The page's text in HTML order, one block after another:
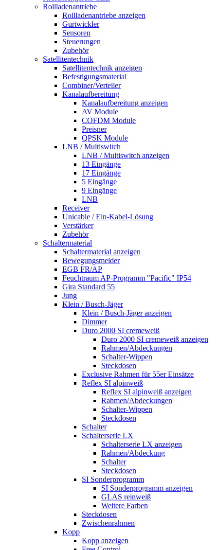
Rollladenantriebe
Rollladenantriebe anzeigen
Gurtwickler
Sensoren
Steuerungen
Zubehör
Satellitentechnik
Satellitentechnik anzeigen
Befestigungsmaterial
Combiner/Verteiler
Kanalaufbereitung
Kanalaufbereitung anzeigen
AV Module
COFDM Module
Preisner
QPSK Module
LNB / Multiswitch
LNB / Multiswitch anzeigen
13 Eingänge
17 Eingänge
5 Eingänge
9 Eingänge
LNB
Receiver
Unicable / Ein-Kabel-Lösung
Verstärker
Zubehör
Schaltermaterial
Schaltermaterial anzeigen
Bewegungsmelder
EGB FR/AP
Feuchtraum AP-Programm "Pacific" IP54
Gira Standard 55
Jung
Klein / Busch-Jäger
Klein / Busch-Jäger anzeigen
Dimmer
Duro 2000 SI cremeweiß
Duro 2000 SI cremeweiß anzeigen
Rahmen/Abdeckungen
Schalter-Wippen
Steckdosen
Exclusive Rahmen für 55er Einsätze
Reflex SI alpinweiß
Reflex SI alpinweiß anzeigen
Rahmen/Abdeckungen
Schalter-Wippen
Steckdosen
Schalter
Schalterserie LX
Schalterserie LX anzeigen
Rahmen/Abdeckung
Schalter
Steckdosen
SI Sonderprogramm
SI Sonderprogramm anzeigen
GLAS reinweiß
Weitere Farben
Steckdosen
Zwischenrahmen
Kopp
Kopp anzeigen